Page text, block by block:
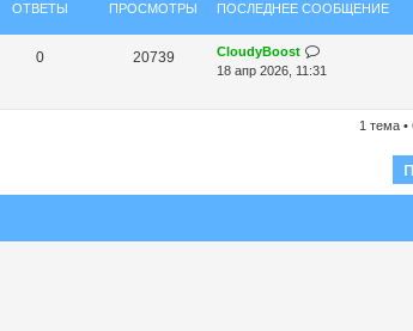
ОТВЕТЫ ПРОСМОТРЫ ПОСЛЕДНЕЕ СООБЩЕНИЕ
0 20739
CloudyBoost
18 апр 2026, 11:31
1 тема •